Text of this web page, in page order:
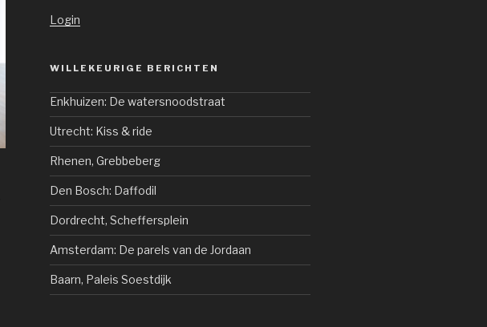
Login
WILLEKEURIGE BERICHTEN
Enkhuizen: De watersnoodstraat
Utrecht: Kiss & ride
Rhenen, Grebbeberg
Den Bosch: Daffodil
Dordrecht, Scheffersplein
Amsterdam: De parels van de Jordaan
Baarn, Paleis Soestdijk